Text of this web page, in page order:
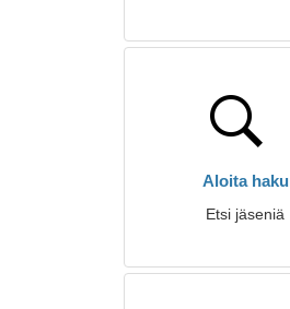
Aloita haku
Etsi jäseniä